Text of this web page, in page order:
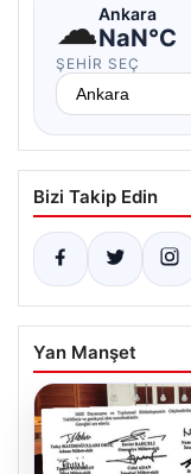
☁Ankara
NaN°C
ŞEHIR SEÇ
Bizi Takip Edin
Yan Manşet